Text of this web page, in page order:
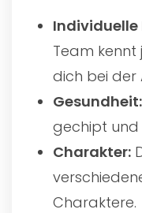
Individuelle
Team kennt
dich bei der
Gesundheit:
gechipt
Charakter:
Charaktere.